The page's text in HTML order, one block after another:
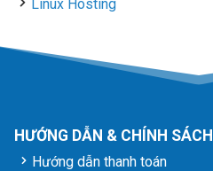
Linux Hosting
HƯỚNG DẪN & CHÍNH SÁCH
Hướng dẫn thanh toán